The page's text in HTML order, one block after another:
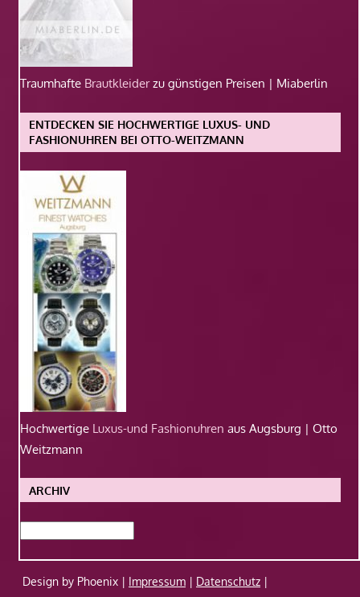
Traumhafte Brautkleiderzu günstigen Preisen | Miaberlin
ENTDECKEN SIE HOCHWERTIGE LUXUS- UND
FASHIONUHREN BEI OTTO-WEITZMANN
Hochwertige Luxus-und Fashionuhren aus Augsburg | Otto
Weitzmann
ARCHIV
Design by Phoenix | Impressum | Datenschutz |